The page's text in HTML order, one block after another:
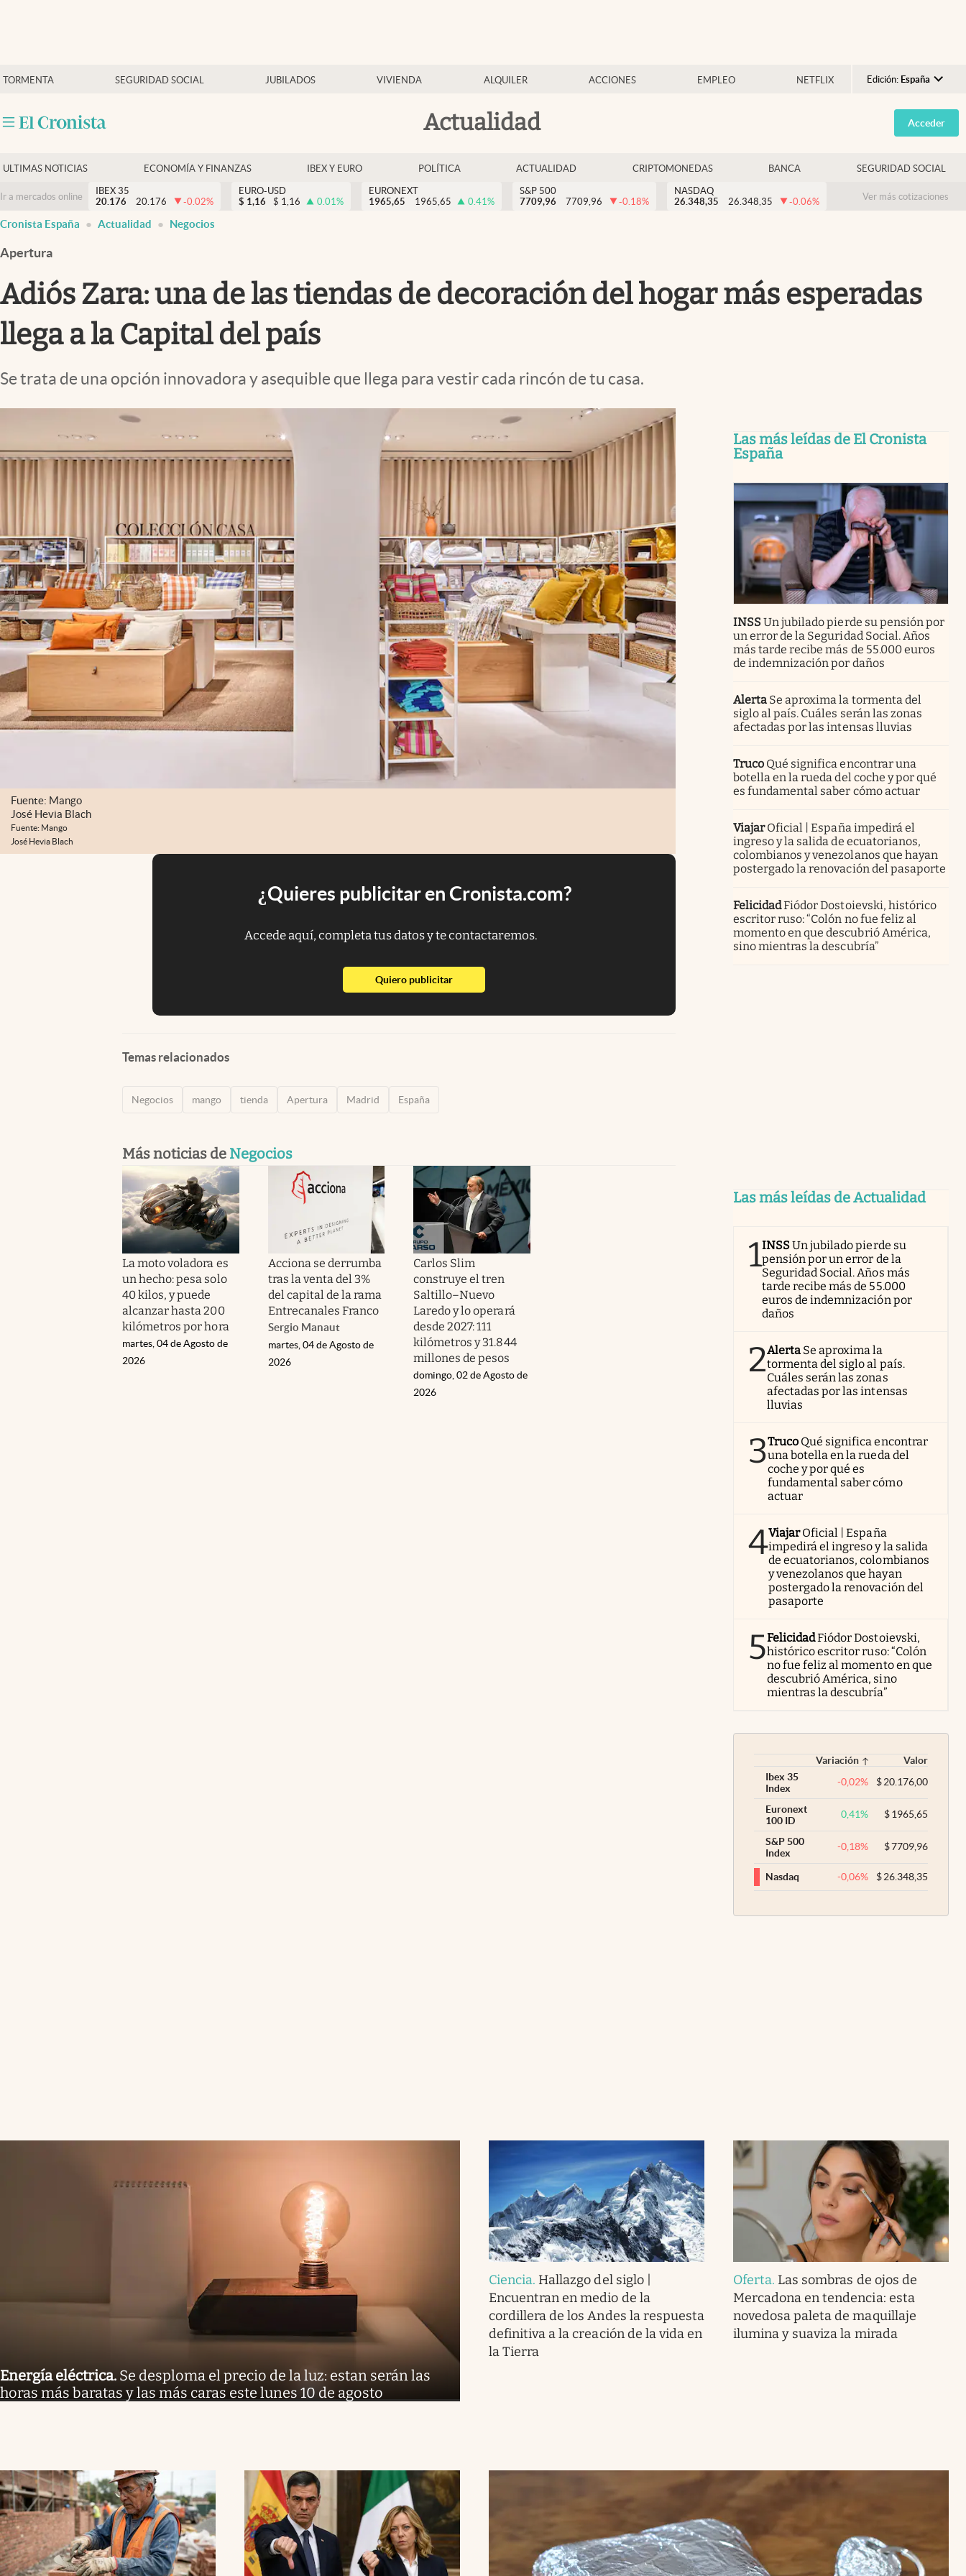
TORMENTA SEGURIDAD SOCIAL JUBILADOS VIVIENDA ALQUILER ACCIONES EMPLEO NETFLIX Edición: España
Argentina
España
USA
Colombia
Actualidad
Economía y finanzas
Criptomonedas
Acceder
ULTIMAS NOTICIAS ECONOMÍA Y FINANZAS IBEX Y EURO POLÍTICA ACTUALIDAD CRIPTOMONEDAS BANCA SEGURIDAD SOCIAL
Ir a mercados online
IBEX 35
20.176
20.176 -0.02%
EURO-USD
$ 1,16 $ 1,16 0.01%
EURONEXT
1965,65
1965,65 0.41%
S&P 500
7709,96
7709,96 -0.18%
NASDAQ
26.348,35
26.348,35 -0.06% Ver más cotizaciones
Cronista España Actualidad Negocios
Apertura
Adiós Zara: una de las tiendas de decoración del hogar más esperadas
llega a la Capital del país
Se trata de una opción innovadora y asequible que llega para vestir cada rincón de tu casa.
Fuente: Mango
José Hevia Blach
Fuente: Mango
José Hevia Blach
¿Quieres publicitar en Cronista.com?
Accede aquí, completa tus datos y te contactaremos.
Quiero publicitarabre en nueva pestaña
Temas relacionados
Negocios mango tienda Apertura Madrid España
Más noticias de Negocios
La moto voladora es
un hecho: pesa solo
40 kilos, y puede
alcanzar hasta 200
kilómetros por hora
martes, 04 de Agosto de
2026
Acciona se derrumba
tras la venta del 3%
del capital de la rama
Entrecanales Franco
Sergio Manaut
martes, 04 de Agosto de
2026
Carlos Slim
construye el tren
Saltillo–Nuevo
Laredo y lo operará
desde 2027: 111
kilómetros y 31.844
millones de pesos
domingo, 02 de Agosto de
2026
Las más leídas de El Cronista
España
INSSUn jubilado pierde su pensión por
un error de la Seguridad Social. Años
más tarde recibe más de 55.000 euros
de indemnización por daños
Alerta Se aproxima la tormenta del
siglo al país. Cuáles serán las zonas
afectadas por las intensas lluvias
Truco Qué significa encontrar una
botella en la rueda del coche y por qué
es fundamental saber cómo actuar
Viajar Oficial | España impedirá el
ingreso y la salida de ecuatorianos,
colombianos y venezolanos que hayan
postergado la renovación del pasaporte
FelicidadFiódor Dostoievski, histórico
escritor ruso: “Colón no fue feliz al
momento en que descubrió América,
sino mientras la descubría”
Las más leídas de Actualidad
1INSSUn jubilado pierde su
pensión por un error de la
Seguridad Social. Años más
tarde recibe más de 55.000
euros de indemnización por
daños
2Alerta Se aproxima la
tormenta del siglo al país.
Cuáles serán las zonas
afectadas por las intensas
lluvias
3Truco Qué significa encontrar
una botella en la rueda del
coche y por qué es
fundamental saber cómo
actuar
4Viajar Oficial | España
impedirá el ingreso y la salida
de ecuatorianos, colombianos
y venezolanos que hayan
postergado la renovación del
pasaporte
5FelicidadFiódor Dostoievski,
histórico escritor ruso: “Colón
no fue feliz al momento en que
descubrió América, sino
mientras la descubría”
Variación
Valor
Ibex 35
Index
-0,02% $20.176,00
Euronext
100 ID
0,41% $1965,65
S&P 500
Index
-0,18% $7709,96
Nasdaq -0,06% $26.348,35
Energía eléctrica. Se desploma el precio de la luz: estan serán las
horas más baratas y las más caras este lunes 10 de agosto
Ciencia. Hallazgo del siglo |
Encuentran en medio de la
cordillera de los Andes la respuesta
definitiva a la creación de la vida en
la Tierra
Oferta. Las sombras de ojos de
Mercadona en tendencia: esta
novedosa paleta de maquillaje
ilumina y suaviza la mirada